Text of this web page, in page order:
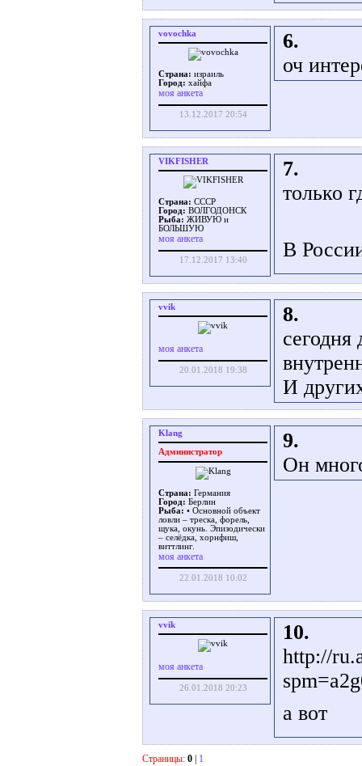
vovochka
Страна: израиль
Город: хайфа
моя анкета
13.12.2017 20:54
6.
оч
VIKFISHER
Страна: СССР
Город: ВОЛГОДОНСК
Рыба: ЖИВУЮ и
БОЛЬШУЮ
моя анкета
17.12.2017 13:40
7.
только
В
vvik
моя анкета
20.01.2018 19:38
8.
И
Klang
Администратор
Страна: Германия
Город: Берлин
Рыба: • Основной объект
ловли – треска, форель,
щука, окунь. Эпизодически
– селёдка, хорнфиш,
виттлинг.
моя анкета
22.01.2018 10:02
9.
Он
vvik
моя анкета
26.01.2018 20:23
10.
http://
а вот
Страницы: 0 | 1